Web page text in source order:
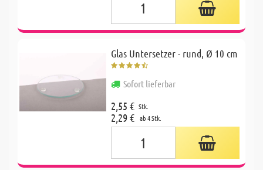
Glas Untersetzer - rund, Ø 10 cm
Sofort lieferbar
2,55 € Stk.
2,29 € ab 4 Stk.